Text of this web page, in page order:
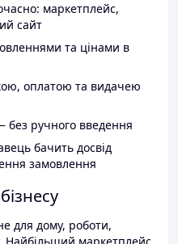
маркетплейс,
сайт
та цінами в
оплатою та видачею
без ручного введення
бачить досвід
замовлення
для дому, роботи,